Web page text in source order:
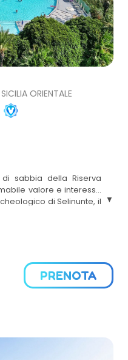
ORIENTALE
sabbia della Riserva
valore e interesse
di Selinunte, il
conservano
siciliana e della
una spiaggia
di circa 5 km ed un
PRENOTA